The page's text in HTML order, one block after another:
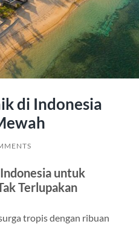
di Indonesia
untuk
Terlupakan
tropis dengan ribuan